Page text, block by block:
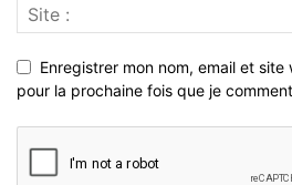
Enregistrer mon nom, email et
pour la prochaine fois que je